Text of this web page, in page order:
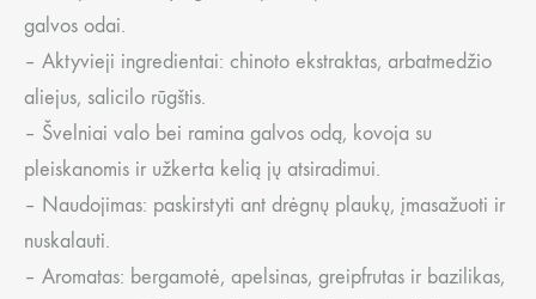
galvos odai.
– Aktyvieji ingredientai: chinoto ekstraktas, arbatmedžio
aliejus, salicilo rūgštis.
– Švelniai valo bei ramina galvos odą, kovoja su
pleiskanomis ir užkerta kelią jų atsiradimui.
– Naudojimas: paskirstyti ant drėgnų plaukų, įmasažuoti ir
nuskalauti.
– Aromatas: bergamotė, apelsinas, greipfrutas ir bazilikas,